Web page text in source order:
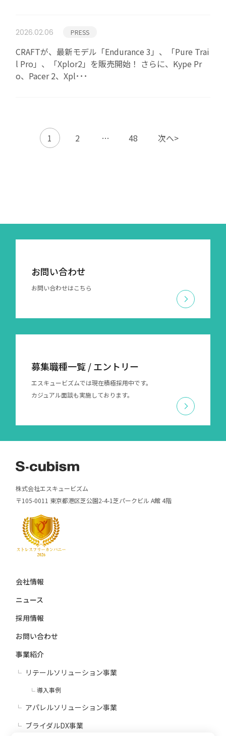
2026.02.06 PRESS
CRAFTが、最新モデル「Endurance 3」、「Pure Trai
l Pro」、「Xplor2」を販売開始！ さらに、Kype Pr
o、Pacer 2、Xpl･･･
1 2 … 48 次へ>
お問い合わせ
お問い合わせはこちら
募集職種一覧 / エントリー
エスキュービズムでは現在積極採用中です。
カジュアル面談も実施しております。
株式会社エスキュービズム
〒105-0011 東京都港区芝公園2-4-1芝パークビル A館 4階
会社情報
ニュース
採用情報
お問い合わせ
事業紹介
リテールソリューション事業
導入事例
アパレルソリューション事業
ブライダルDX事業